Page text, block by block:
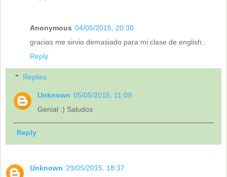
Anonymous 04/05/2015, 20:30
gracias me sirvio demasiado para mi clase de english..
Reply
Replies
Unknown 05/05/2015, 11:09
Genial :) Saludos
Reply
Unknown 29/05/2015, 18:37